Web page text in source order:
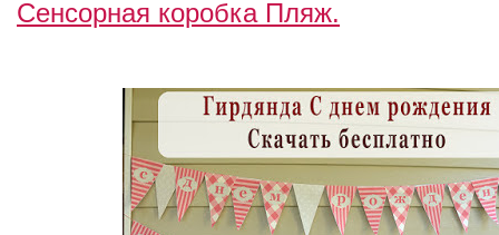
Сенсорная коробка Пляж.